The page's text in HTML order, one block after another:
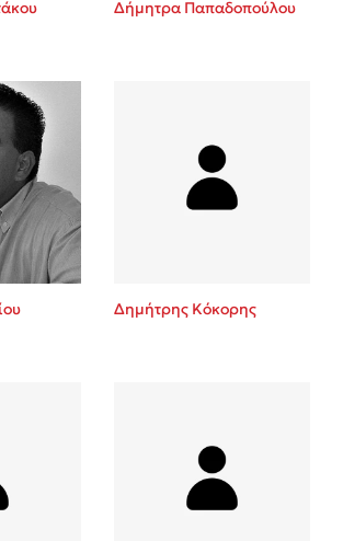
Sebastian Fitzek
Playlist
Δήμητρα Παπαδοπούλου
Δημήτρης Κόκορης